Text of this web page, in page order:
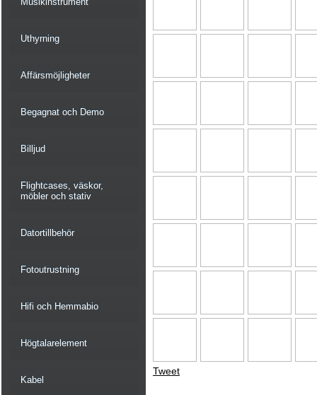
Uthyrning
Affärsmöjligheter
Begagnat och Demo
Billjud
Flightcases, väskor,
möbler och stativ
Datortillbehör
Fotoutrustning
Hifi och Hemmabio
Högtalarelement
Kabel
Tweet